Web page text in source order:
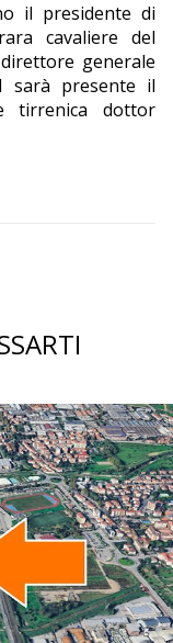
il presidente di
cavaliere del
generale
sarà presente il
tirrenica dottor